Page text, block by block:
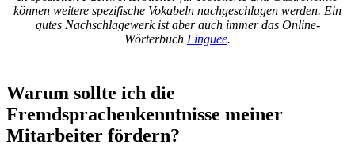
können weitere spezifische Vokabeln nachgeschlagen werden. Ein
gutes Nachschlagewerk ist aber auch immer das Online-
Wörterbuch Linguee.
Warum sollte ich die
Fremdsprachenkenntnisse meiner
Mitarbeiter fördern?